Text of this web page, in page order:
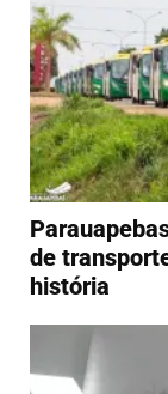
de
história